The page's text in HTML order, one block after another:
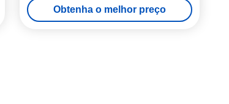
Obtenha o melhor preço